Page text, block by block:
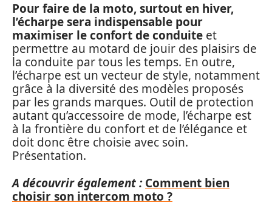
Pour faire de la moto, surtout en hiver,
l’écharpe sera indispensable pour
maximiser le confort de conduite et
permettre au motard de jouir des plaisirs de
la conduite par tous les temps. En outre,
l’écharpe est un vecteur de style, notamment
grâce à la diversité des modèles proposés
par les grands marques. Outil de protection
autant qu’accessoire de mode, l’écharpe est
à la frontière du confort et de l’élégance et
doit donc être choisie avec soin.
Présentation.
A découvrir également : Comment bien
choisir son intercom moto ?